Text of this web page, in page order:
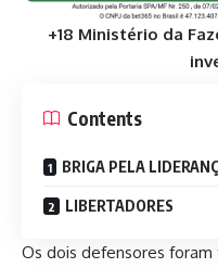
+18 Ministério da
Contents
BRIGA PELA
LIBERTADORES
Os dois defensores foram